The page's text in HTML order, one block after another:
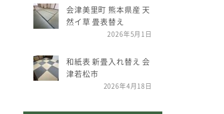
会津美里町 熊本県産 天
然イ草 畳表替え
2026年5月1日
和紙表 新畳入れ替え 会
津若松市
2026年4月18日